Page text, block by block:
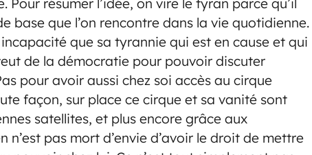
base que l’on rencontre dans la vie quotidienne.
que sa tyrannie qui est en cause et qui
de la démocratie pour pouvoir discuter
pour avoir aussi chez soi accès au cirque
façon, sur place ce cirque et sa vanité sont
satellites, et plus encore grâce aux
n’est pas mort d’envie d’avoir le droit de mettre